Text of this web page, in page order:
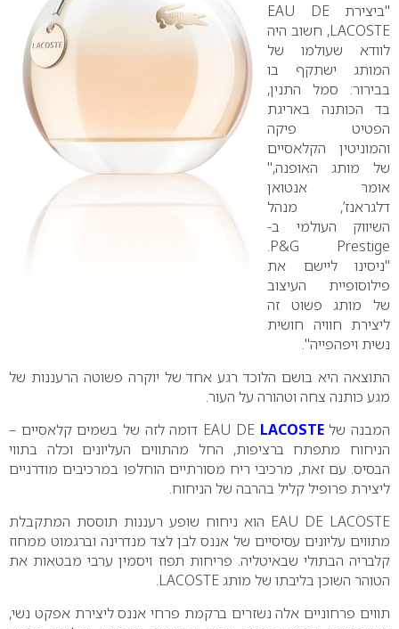
"ביצירת EAU DE
LACOSTE, חשוב היה
לוודא שעולמו של
המותג ישתקף בו
בבירור: סמל התנין,
בד הכותנה באריגת
הפטיט פיקה
והמוניטין הקלאסיים
של מותג האופנה,"
אומר אנטואן
דלגראנז’, מנהל
השיווק העולמי ב-
P&G Prestige.
"ניסינו ליישם את
פילוסופיית העיצוב
של מותג פשוט זה
ליצירת חוויה חושית
נשית ויפהפייה".
התוצאה היא בושם הלוכד רגע אחד של יוקרה פשוטה הרעננות של
מגע כותנה צחה וטהורה על העור.
המבנה של EAU DELACOSTE
דומה לזה של בשמים קלאסיים –
הניחוח מתפתח ברציפות, החל מהתווים העליונים וכלה בתווי
הבסיס. עם זאת, מרכיבי ריח מסורתיים הוחלפו במרכיבים מודרניים
ליצירת פרופיל קליל בהרבה של הניחוח.
EAU DE LACOSTE הוא ניחוח שופע רעננות תוססת המתקבלת
מתווים עליונים עסיסיים של אננס לבן לצד מנדרינה וברגמוט ממחוז
קלבריה הבתולי שבאיטליה. פריחות תפוז ויסמין ערבי מבטאות את
הטוהר השוכן בליבתו של מותג LACOSTE.
תווים פרחוניים אלה נשזרים ברקמת פרחי אננס ליצירת אפקט נשי,